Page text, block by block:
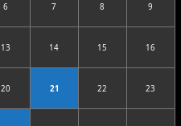
62026.08.06 72026.08.07 82026.08.08 9
132026.08.13 142026.08.14 152026.08.15 16
202026.08.20 212026.08.21 222026.08.22 23